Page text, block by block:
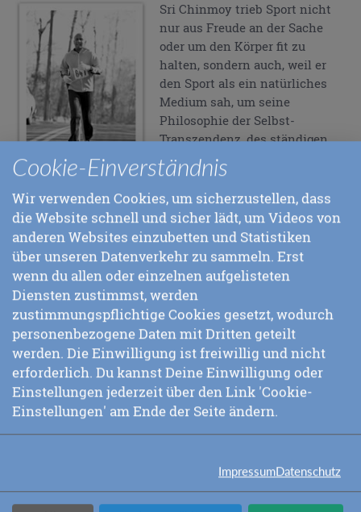
Sri Chinmoy trieb Sport nicht
nur aus Freude an der Sache
oder um den Körper fit zu
halten, sondern auch, weil er
den Sport als ein natürliches
Medium sah, um seine
Philosophie der Selbst-
Transzendenz, des ständigen
Über-sich-selbst-
Hinauswachsens, zum
Ausdruck zu bringen. Inspiriert
von seinem Beispiel haben zahlreiche seiner Schüler
versucht, ihre eigenen persönlichen Grenzen zu
erweitern – und haben dabei neue Weltrekorde in
verschiedenen Bereichen aufgestellt, Mehrtagesläufe
bestritten, den Ärmelkanal durchschwommen oder
einige der höchsten Berge der Welt bestiegen.
Was gibt dem Leben seinen Wert,
wenn nicht sein ständiger Ruf
nach Selbst-Transzendenz?
- Sri Chinmoy
und Hunderte von Fragen beantwortet.
Cookie-Einverständnis
Wir verwenden Cookies, um sicherzustellen, dass
die Website schnell und sicher lädt, um Videos von
anderen Websites einzubetten und Statistiken
über unseren Datenverkehr zu sammeln. Erst
wenn du allen oder einzelnen aufgelisteten
Diensten zustimmst, werden
zustimmungspflichtige Cookies gesetzt, wodurch
personenbezogene Daten mit Dritten geteilt
werden. Die Einwilligung ist freiwillig und nicht
erforderlich. Du kannst Deine Einwilligung oder
Einstellungen jederzeit über den Link 'Cookie-
Einstellungen' am Ende der Seite ändern.
ImpressumDatenschutz